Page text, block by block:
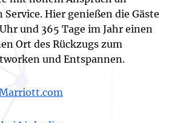
Service. Hier genießen die Gäste
und 365 Tage im Jahr einen
Ort des Rückzugs zum
und Entspannen.